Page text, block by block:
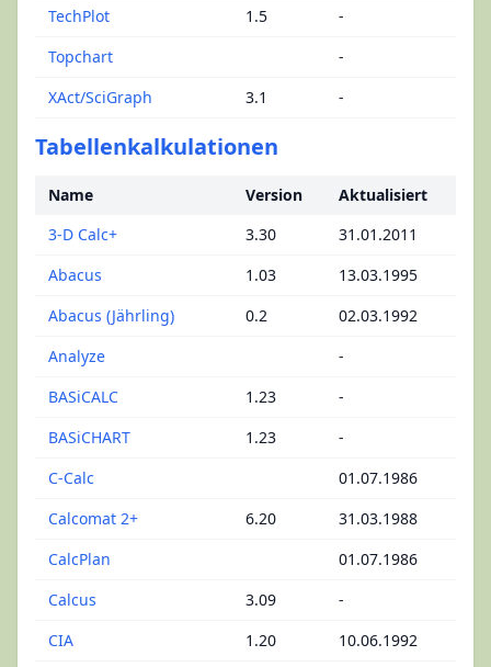
TechPlot
1.5
-
Topchart
-
XAct/SciGraph
3.1 -
Tabellenkalkulationen
Name Version
Aktualisiert
3-D Calc+
3.30
31.01.2011
Abacus
1.03
13.03.1995
Abacus (Jährling)
0.2
02.03.1992
Analyze
-
BASiCALC
1.23
-
BASiCHART
1.23
-
C-Calc
01.07.1986
Calcomat 2+
6.20
31.03.1988
CalcPlan
01.07.1986
Calcus
3.09
-
CIA
1.20
10.06.1992